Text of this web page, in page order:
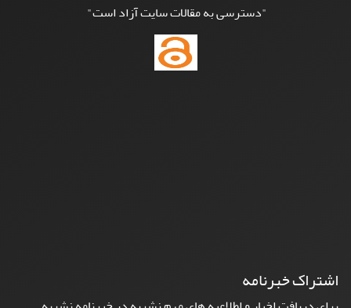
"دسترسی به مقالات سایت آزاد است"
اشتراک خبرنامه